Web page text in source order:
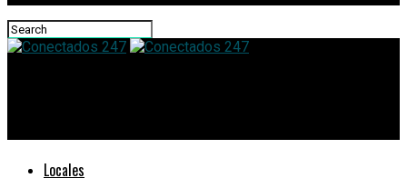
Locales